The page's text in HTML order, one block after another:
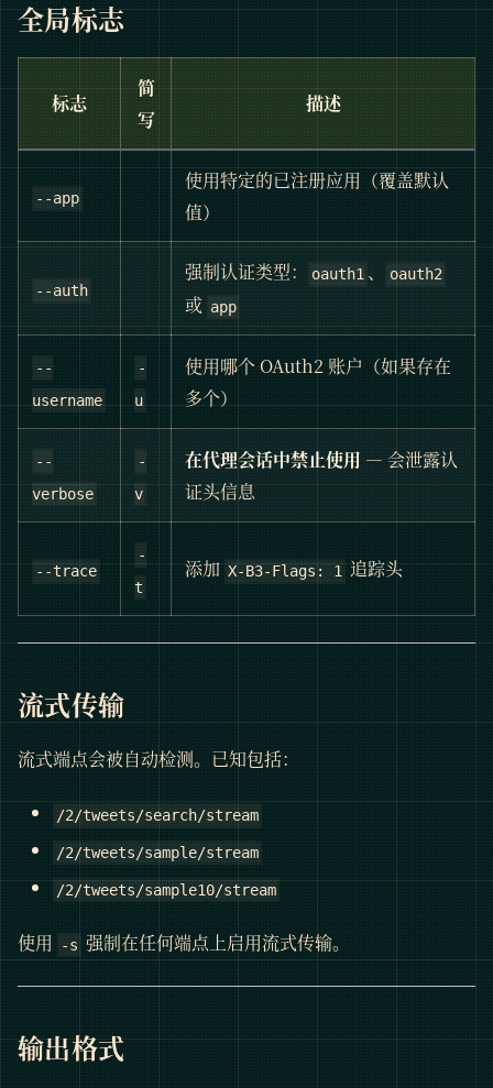
全局标志
标志
简
写
描述
--app
使用特定的已注册应用（覆盖默认
值）
--auth
强制认证类型： oauth1 、 oauth2
或 app
--
username
-
u
使用哪个 OAuth2 账户（如果存在
多个）
--
verbose
-
v
在代理会话中禁止使用 — 会泄露认
证头信息
--trace
-
t
添加X-B3-Flags: 1 追踪头
流式传输
流式端点会被自动检测。已知包括：
/2/tweets/search/stream
/2/tweets/sample/stream
/2/tweets/sample10/stream
使用 -s 强制在任何端点上启用流式传输。
输出格式